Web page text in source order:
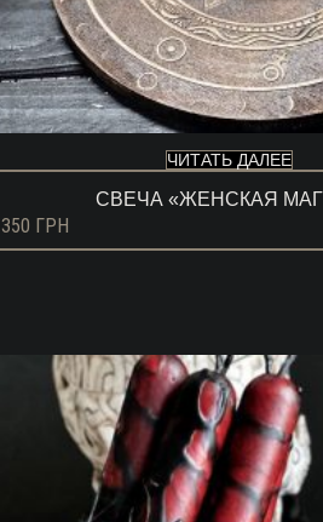
ЧИТАТЬ ДАЛЕЕ
СВЕЧА «ЖЕНСКАЯ
350 ГРН